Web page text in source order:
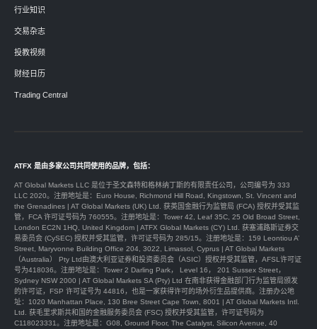
行业知识
交易杂志
投教视频
财经日历
Trading Central
ATFX 是由多家公司共同使用的品牌，包括：
AT Global Markets LLC 是位于圣文森特和格林纳丁斯的有限责任公司，公司编号为 333
LLC 2020。注册地址是：Euro House, Richmond Hill Road, Kingstown, St. Vincent and
the Grenadines | AT Global Markets (UK) Ltd. 获英国金融行为监管局 (FCA) 授权并受其监
管，FCA 许可证号码为 760555。注册地址是：Tower 42, Leaf 35C, 25 Old Broad Street,
London EC2N 1HQ, United Kingdom | ATFX Global Markets (CY) Ltd. 获塞浦路斯证券交
易委员会 (CySEC) 授权并受其监管，许可证号码为 285/15。注册地址是：159 Leontiou A’
Street, Maryvonne Building Office 204, 3022, Limassol, Cyprus | AT Global Markets
（Australia） Pty Ltd由澳大利亚证券和投资委员会（ASIC）授权并受其监管，AFSL许可证
号为418036。注册地址是：Tower 2 Darling Park， Level 16， 201 Sussex Street，
Sydney NSW 2000 | AT Global Markets SA (Pty) Ltd 在南非获得金融部门行为监管局颁发
的许可证，FSP 许可证号为 44816，也是一家获得许可的场外衍生品提供商。注册办公地
址：1020 Manhattan Place, 130 Bree Street Cape Town, 8001 | AT Global Markets Intl.
Ltd. 获毛里求斯共和国的金融服务委员会 (FSC) 授权并受其监管，许可证号码为
C118023331。注册地址是：G08, Ground Floor, The Catalyst, Silicon Avenue, 40